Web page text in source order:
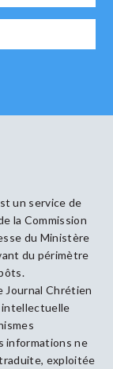
un service de
la Commission
du Ministère
du périmètre
Journal Chrétien
informations ne
exploitée